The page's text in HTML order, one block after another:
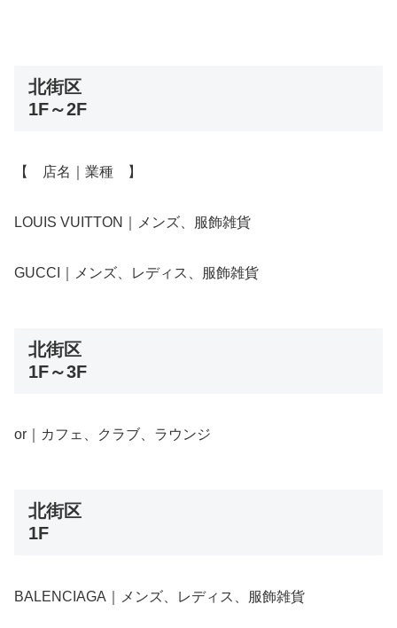
北街区
1F～2F
【 店名｜業種 】
LOUIS VUITTON｜メンズ、服飾雑貨
GUCCI｜メンズ、レディス、服飾雑貨
北街区
1F～3F
or｜カフェ、クラブ、ラウンジ
北街区
1F
BALENCIAGA｜メンズ、レディス、服飾雑貨